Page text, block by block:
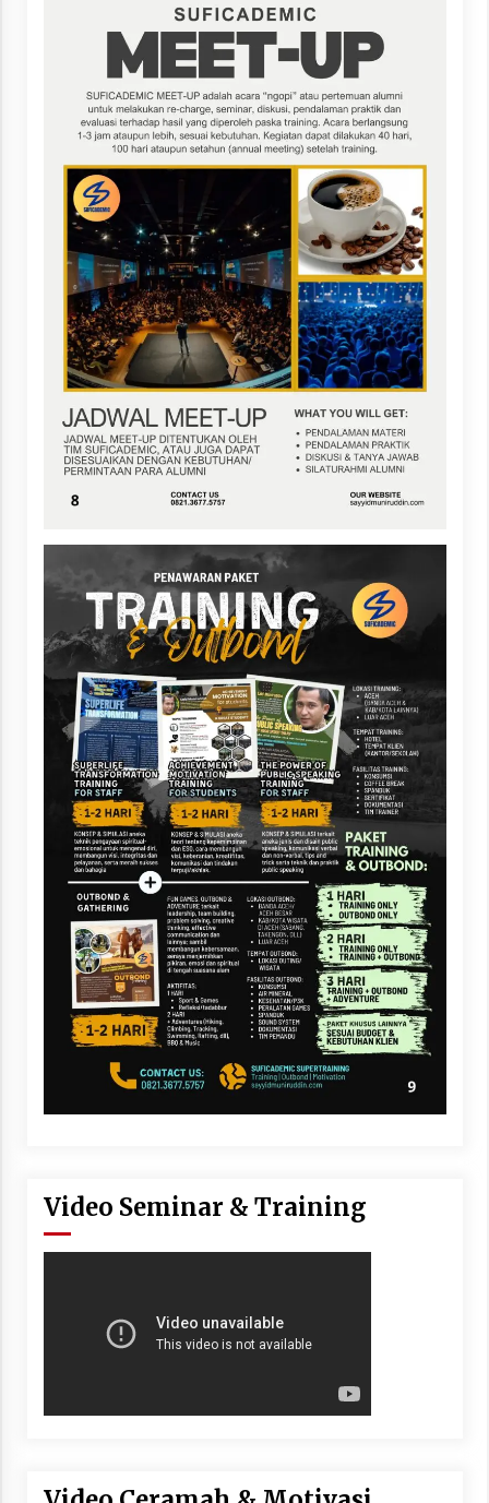
Video Seminar & Training